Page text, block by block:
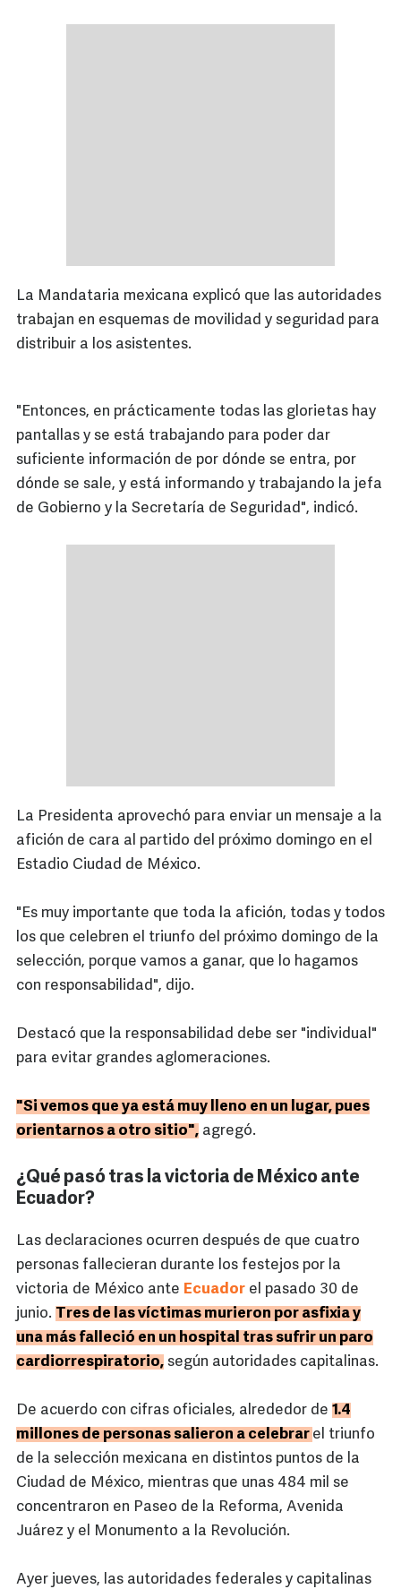
La Mandataria mexicana explicó que las autoridades
trabajan en esquemas de movilidad y seguridad para
distribuir a los asistentes.
"Entonces, en prácticamente todas las glorietas hay
pantallas y se está trabajando para poder dar
suficiente información de por dónde se entra, por
dónde se sale, y está informando y trabajando la jefa
de Gobierno y la Secretaría de Seguridad", indicó.
La Presidenta aprovechó para enviar un mensaje a la
afición de cara al partido del próximo domingo en el
Estadio Ciudad de México.
"Es muy importante que toda la afición, todas y todos
los que celebren el triunfo del próximo domingo de la
selección, porque vamos a ganar, que lo hagamos
con responsabilidad", dijo.
Destacó que la responsabilidad debe ser "individual"
para evitar grandes aglomeraciones.
"Si vemos que ya está muy lleno en un lugar, pues
orientarnos a otro sitio", agregó.
¿Qué pasó tras la victoria de México ante
Ecuador?
Las declaraciones ocurren después de que cuatro
personas fallecieran durante los festejos por la
victoria de México ante Ecuador el pasado 30 de
junio. Tres de las víctimas murieron por asfixia y
una más falleció en un hospital tras sufrir un paro
cardiorrespiratorio, según autoridades capitalinas.
De acuerdo con cifras oficiales, alrededor de 1.4
millones de personas salieron a celebrar el triunfo
de la selección mexicana en distintos puntos de la
Ciudad de México, mientras que unas 484 mil se
concentraron en Paseo de la Reforma, Avenida
Juárez y el Monumento a la Revolución.
Ayer jueves, las autoridades federales y capitalinas